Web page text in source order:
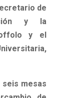
de
y la
y el
seis mesas